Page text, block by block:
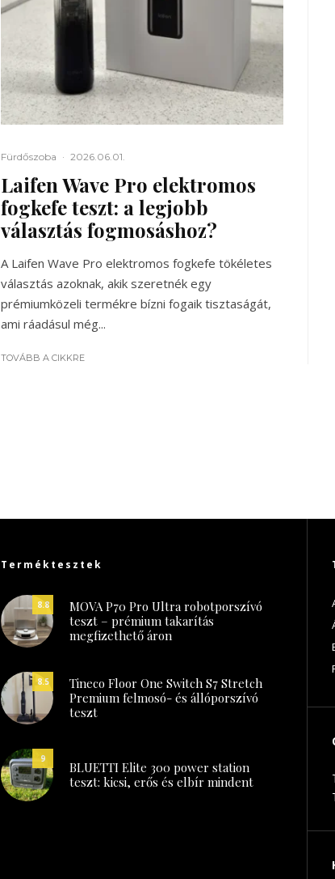
Fürdőszoba · 2026.06.01.
Laifen Wave Pro elektromos
fogkefe teszt: a legjobb
választás fogmosáshoz?
A Laifen Wave Pro elektromos fogkefe tökéletes
választás azoknak, akik szeretnék egy
prémiumközeli termékre bízni fogaik tisztaságát,
ami ráadásul még...
TOVÁBB A CIKKRE
Terméktesztek
8.8
MOVA P70 Pro Ultra robotporszívó
teszt – prémium takarítás
megfizethető áron
8.5
Tineco Floor One Switch S7 Stretch
Premium felmosó- és állóporszívó
teszt
9
BLUETTI Elite 300 power station
teszt: kicsi, erős és elbír mindent